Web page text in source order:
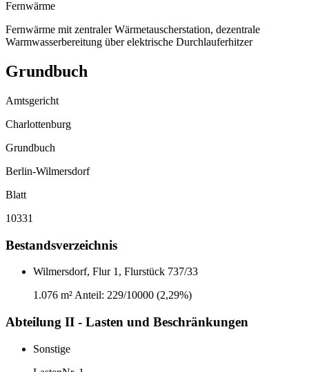
Fernwärme
Fernwärme mit zentraler Wärmetauscherstation, dezentrale
Warmwasserbereitung über elektrische Durchlauferhitzer
Grundbuch
Amtsgericht
Charlottenburg
Grundbuch
Berlin-Wilmersdorf
Blatt
10331
Bestandsverzeichnis
Wilmersdorf, Flur 1, Flurstück 737/33
1.076 m² Anteil: 229/10000 (2,29%)
Abteilung II - Lasten und Beschränkungen
Sonstige